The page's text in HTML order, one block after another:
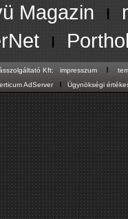
Magazinı
ı
Kft: impresszum ı
AdServer ıÜgynökségi